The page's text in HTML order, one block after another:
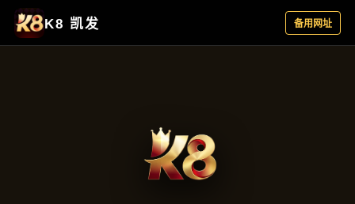
主营产品
首页 主营产品